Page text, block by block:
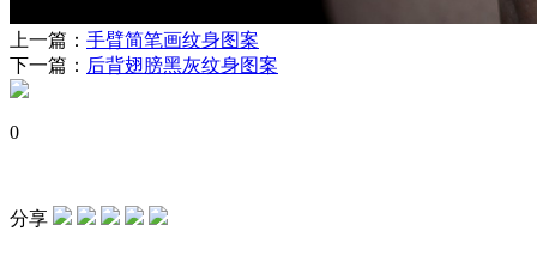
上一篇： 手臂简笔画纹身图案
下一篇： 后背翅膀黑灰纹身图案
0
分享